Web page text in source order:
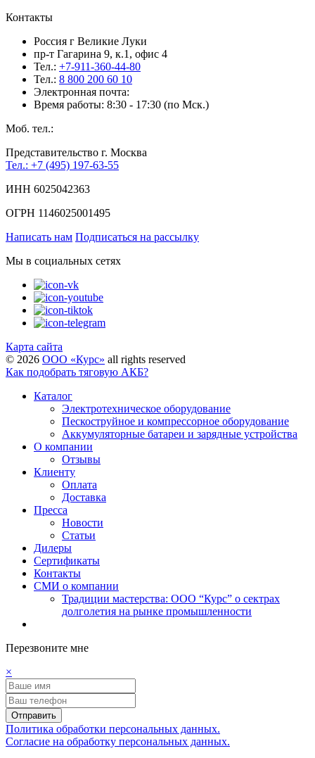
Контакты
Россия г Великие Луки
пр-т Гагарина 9, к.1, офис 4
Тел.: +7-911-360-44-80
Тел.: 8 800 200 60 10
Электронная почта:
Время работы: 8:30 - 17:30 (по Мск.)
Моб. тел.:
Представительство г. Москва
Тел.: +7 (495) 197-63-55
ИНН 6025042363
ОГРН 1146025001495
Написать нам Подписаться на рассылку
Мы в социальных сетях
Карта сайта
© 2026 ООО «Курс» all rights reserved
Как подобрать тяговую АКБ?
Каталог
Электротехническое оборудование
Пескоструйное и компрессорное оборудование
Аккумуляторные батареи и зарядные устройства
О компании
Отзывы
Клиенту
Оплата
Доставка
Пресса
Новости
Статьи
Дилеры
Сертификаты
Контакты
СМИ о компании
Традиции мастерства: ООО “Курс” о сектрах
долголетия на рынке промышленности
Перезвоните мне
×
Отправить
Политика обработки персональных данных.
Согласие на обработку персональных данных.